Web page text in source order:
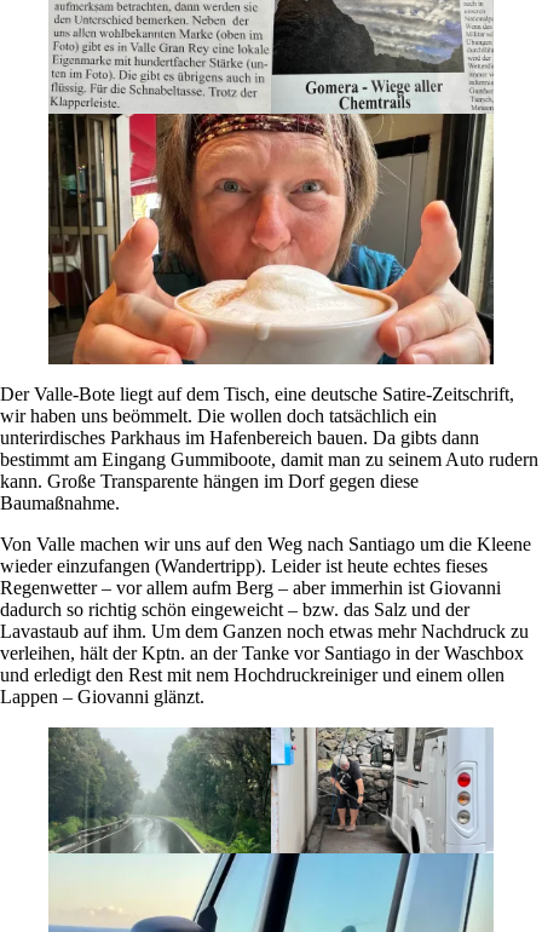
Der Valle-Bote liegt auf dem Tisch, eine deutsche Satire-Zeitschrift,
wir haben uns beömmelt. Die wollen doch tatsächlich ein
unterirdisches Parkhaus im Hafenbereich bauen. Da gibts dann
bestimmt am Eingang Gummiboote, damit man zu seinem Auto rudern
kann. Große Transparente hängen im Dorf gegen diese
Baumaßnahme.
Von Valle machen wir uns auf den Weg nach Santiago um die Kleene
wieder einzufangen (Wandertripp). Leider ist heute echtes fieses
Regenwetter – vor allem aufm Berg – aber immerhin ist Giovanni
dadurch so richtig schön eingeweicht – bzw. das Salz und der
Lavastaub auf ihm. Um dem Ganzen noch etwas mehr Nachdruck zu
verleihen, hält der Kptn. an der Tanke vor Santiago in der Waschbox
und erledigt den Rest mit nem Hochdruckreiniger und einem ollen
Lappen – Giovanni glänzt.